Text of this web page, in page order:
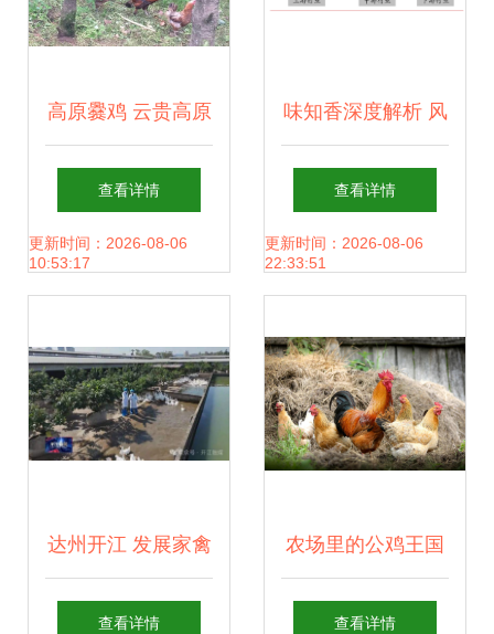
高原爨鸡 云贵高原
上的独特家禽珍宝
查看详情
更新时间：2026-08-06
10:53:17
味知香深度解析 风
起青萍，一味知香
的家禽之味
查看详情
更新时间：2026-08-06
22:33:51
达州开江 发展家禽
产业 赋能地方经济
查看详情
农场里的公鸡王国
一夫多妻制下的自
查看详情